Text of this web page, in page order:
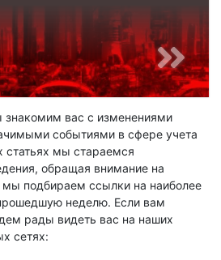
знакомим вас с изменениями
событиями в сфере учета
статьях мы стараемся
обращая внимание на
подбираем ссылки на наиболее
неделю. Если вам
рады видеть вас на наших
сетях: